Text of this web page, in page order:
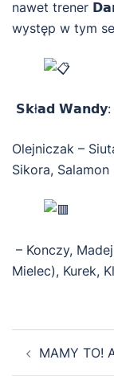
nawet trener
występ w tym
𝗦𝗸ł𝗮𝗱 𝗪𝗮𝗻𝗱𝘆:
Olejniczak –
Sikora, Salamon
– Konczy,
Mielec), Kurek,
Zobacz
wpisy
MAMY TO!